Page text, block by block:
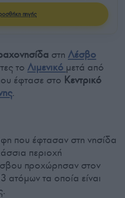
πηγής
στη Λέσβο
το Λιμενικό μετά από
έφτασε στο Κεντρικό
.
που έφτασαν στη νησίδα
περιοχή
προχώρησαν στον
ατόμων τα οποία είναι